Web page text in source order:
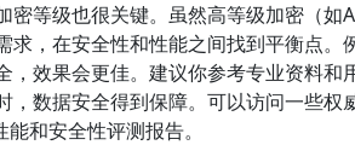
密等级也很关键。虽然高等级加密（
求，在安全性和性能之间找到平衡点
，效果会更佳。建议你参考专业资料
，数据安全得到保障。可以访问一些
和安全性评测报告。